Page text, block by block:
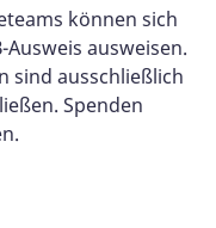
können sich
ausweisen.
sind ausschließlich
Spenden